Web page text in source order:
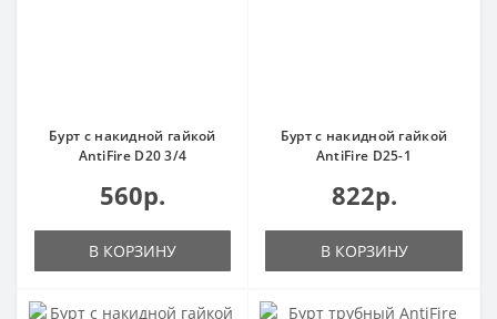
Бурт с накидной гайкой
AntiFire D20 3/4
560р.
В КОРЗИНУ
Бурт с накидной гайкой
AntiFire D25-1
822р.
В КОРЗИНУ